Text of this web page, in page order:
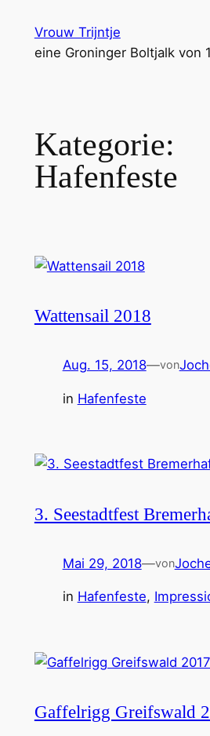
Inhalt
springen
Vrouw Trijntje
eine Groninger Boltjalk von
Kategorie:
Hafenfeste
Wattensail 2018
Aug. 15, 2018—von
in Hafenfeste
3. Seestadtfest
Mai 29, 2018—von
in Hafenfeste,
Gaffelrigg Greifswald